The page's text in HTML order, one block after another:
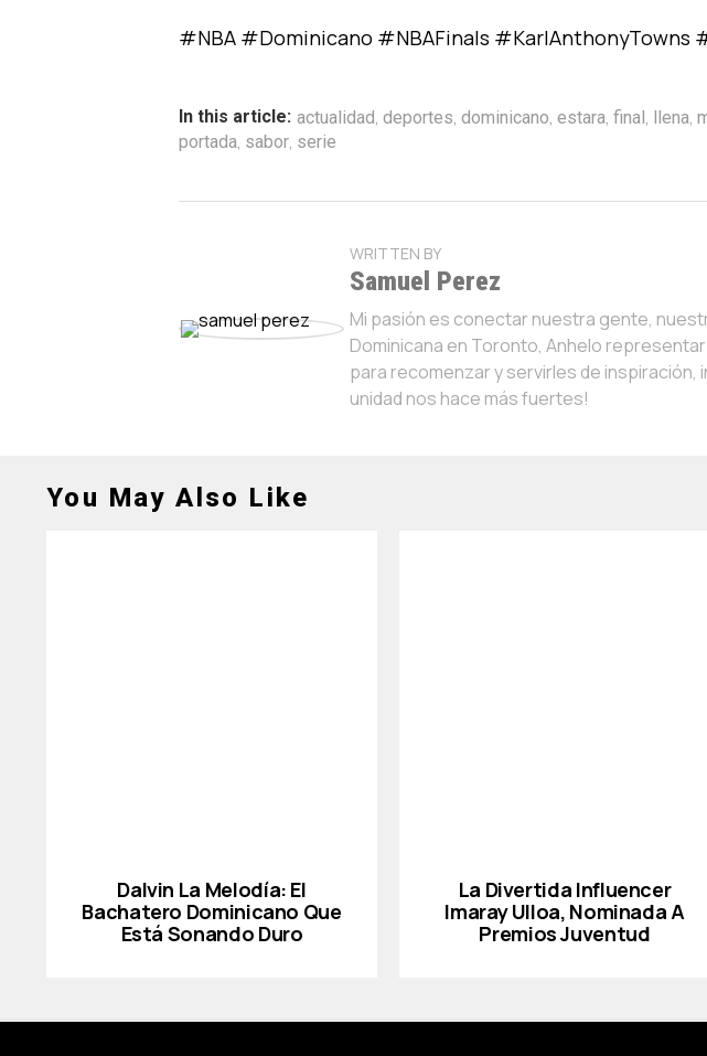
#NBA #Dominicano #NBAFinals #KarlAnthonyTowns
In this article: actualidad, deportes, dominicano, estara, final, llena,
portada, sabor, serie
WRITTEN BY
Samuel Perez
Mi pasión es conectar nuestra gente,
Dominicana en Toronto, Anhelo
para recomenzar y servirles de inspiración,
unidad nos hace más fuertes!
You May Also Like
Dalvin La Melodía: El
Bachatero Dominicano Que
Está Sonando Duro
La Divertida Influencer
Imaray Ulloa, Nominada A
Premios Juventud